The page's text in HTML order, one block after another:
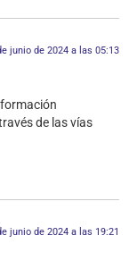
junio de 2024 a las 05:13
de las vías
junio de 2024 a las 19:21